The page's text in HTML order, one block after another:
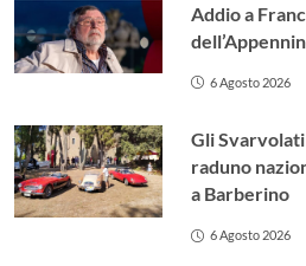
Addio a
6 Agosto 2026
Gli
raduno
a Barberino
6 Agosto 2026